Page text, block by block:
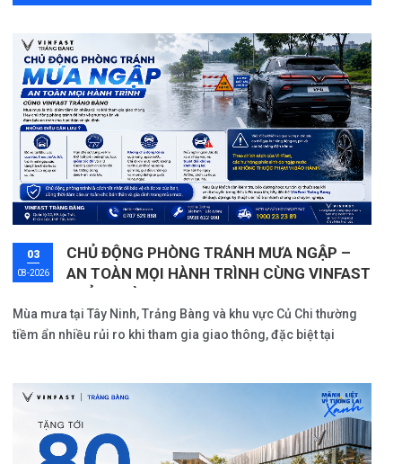
03
08-2026
CHỦ ĐỘNG PHÒNG TRÁNH MƯA NGẬP –
AN TOÀN MỌI HÀNH TRÌNH CÙNG VINFAST
TRẢNG BÀNG
Mùa mưa tại Tây Ninh, Trảng Bàng và khu vực Củ Chi thường
tiềm ẩn nhiều rủi ro khi tham gia giao thông, đặc biệt tại
giúp bảo vệ phương tiện mà còn đảm bảo an toàn cho người
lái và hành khách trên mỗi hành trình.